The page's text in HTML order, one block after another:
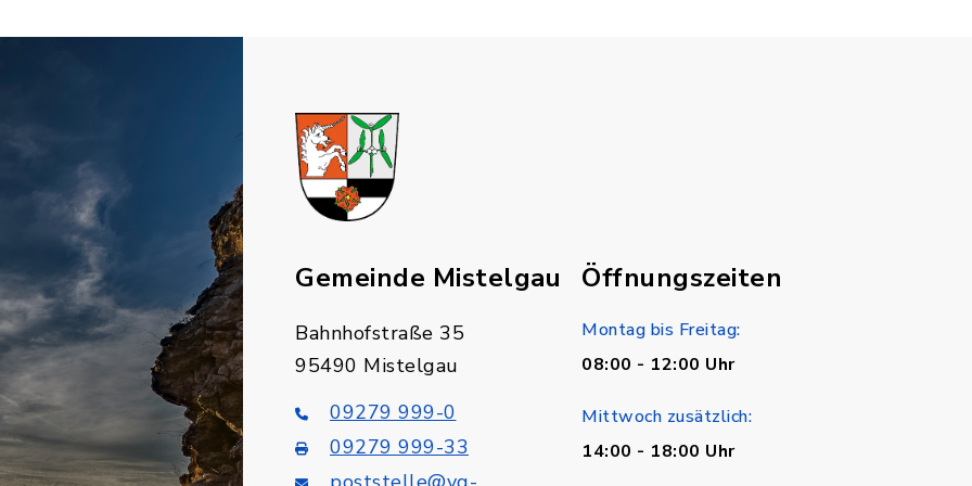
Gemeinde Mistelgau
Bahnhofstraße 35
95490 Mistelgau
09279 999-0
09279 999-33
Öffnungszeiten
Montag bis Freitag:
08:00 - 12:00 Uhr
Mittwoch zusätzlich:
14:00 - 18:00 Uhr